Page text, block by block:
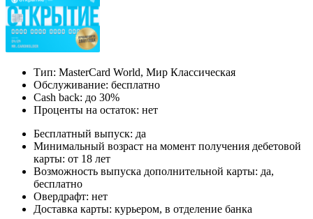
Тип: MasterСard World, Мир Классическая
Обслуживание: бесплатно
Cash back: до 30%
Проценты на остаток: нет
Бесплатный выпуск: да
Минимальный возраст на момент получения дебетовой
карты: от 18 лет
Возможность выпуска дополнительной карты: да,
бесплатно
Овердрафт: нет
Доставка карты: курьером, в отделение банка